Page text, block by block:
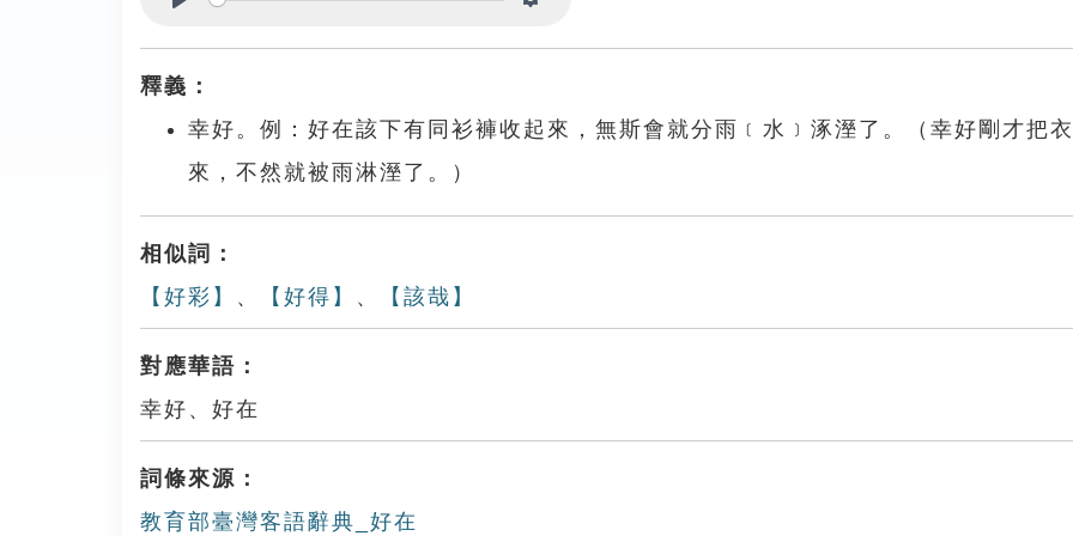
釋義：
幸好。例：好在該下有同衫褲收起來，無斯會就分雨﹝水﹞涿溼了。（幸好剛才把
來，不然就被雨淋溼了。）
相似詞：
【好彩】 、 【好得】 、 【該哉】
對應華語：
幸好、好在
詞條來源：
教育部臺灣客語辭典_好在